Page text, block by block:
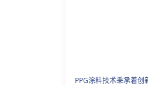
PPG涂料技术秉承着